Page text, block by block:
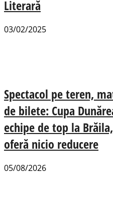
Literară
03/02/2025
Spectacol pe teren,
de bilete: Cupa
echipe de top la
oferă nicio reducere
05/08/2026